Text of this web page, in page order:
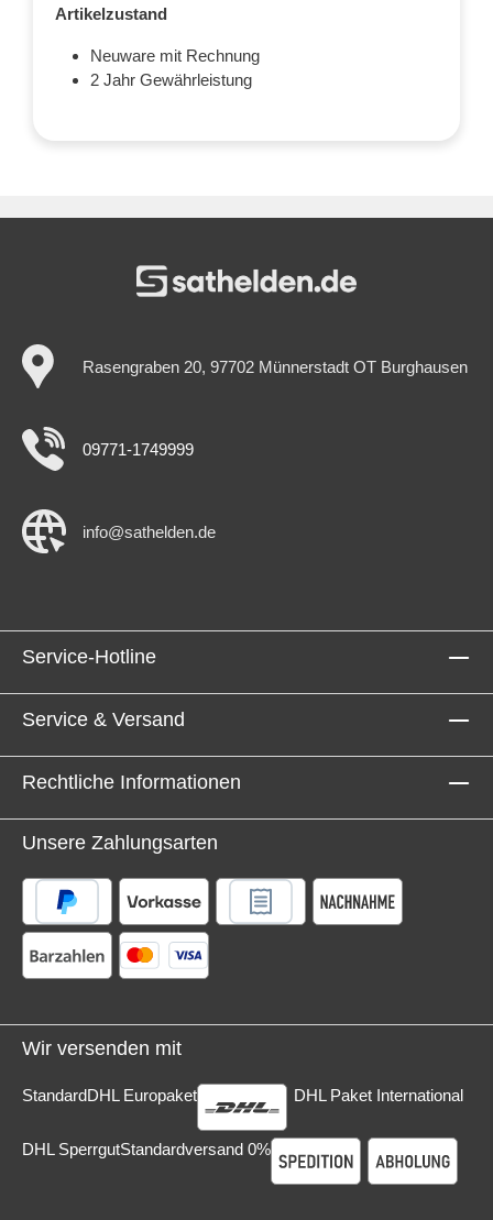
Artikelzustand
Neuware mit Rechnung
2 Jahr Gewährleistung
Rasengraben 20, 97702 Münnerstadt OT Burghausen
09771-1749999
info@sathelden.de
Service-Hotline
Service & Versand
Rechtliche Informationen
Unsere Zahlungsarten
Wir versenden mit
StandardDHL Europaket DHL Paket International
DHL SperrgutStandardversand 0%